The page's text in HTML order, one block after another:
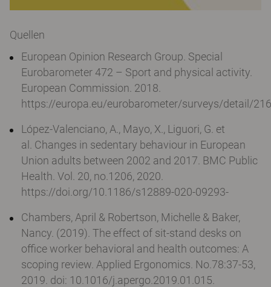
Quellen
European Opinion Research Group. Special
Eurobarometer 472 – Sport and physical activity.
European Commission. 2018.
https://europa.eu/eurobarometer/surveys/detail/
López-Valenciano, A., Mayo, X., Liguori, G. et
al. Changes in sedentary behaviour in European
Union adults between 2002 and 2017. BMC Public
Health. Vol. 20, no.1206, 2020.
https://doi.org/10.1186/s12889-020-09293-
Chambers, April & Robertson, Michelle & Baker,
Nancy. (2019). The effect of sit-stand desks on
office worker behavioral and health outcomes: A
scoping review. Applied Ergonomics. No.78:37-53,
2019. doi: 10.1016/j.apergo.2019.01.015.